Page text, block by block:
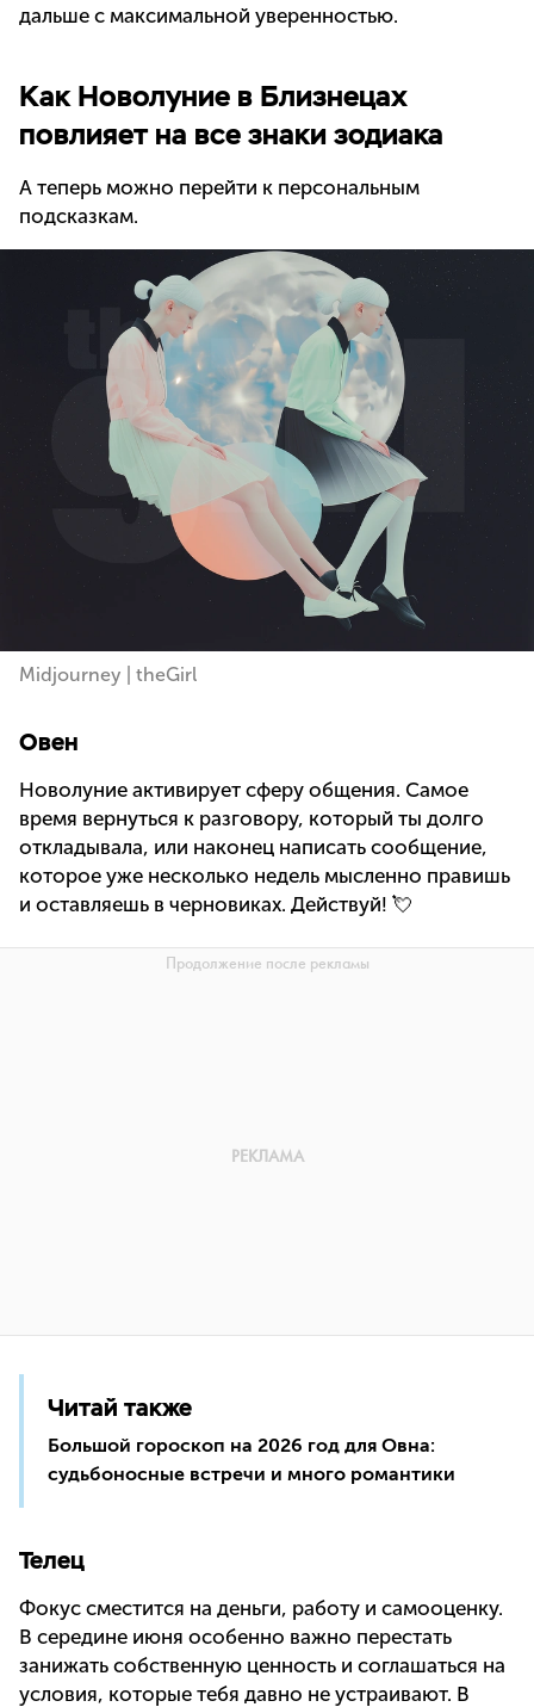
дальше с максимальной уверенностью.
Как Новолуние в Близнецах
повлияет на все знаки зодиака
А теперь можно перейти к персональным
подсказкам.
Midjourney | theGirl
Овен
Новолуние активирует сферу общения. Самое
время вернуться к разговору, который ты долго
откладывала, или наконец написать сообщение,
которое уже несколько недель мысленно правишь
и оставляешь в черновиках. Действуй! 💘
Читай также
Большой гороскоп на 2026 год для Овна:
судьбоносные встречи и много романтики
Телец
Фокус сместится на деньги, работу и самооценку.
В середине июня особенно важно перестать
занижать собственную ценность и соглашаться на
условия, которые тебя давно не устраивают. В